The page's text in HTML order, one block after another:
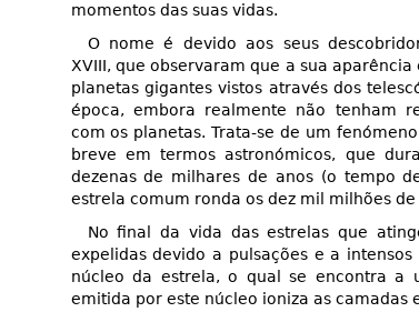
momentos das suas vidas.
O nome é devido aos seus
XVIII, que observaram que a sua
planetas gigantes vistos através dos
época, embora realmente não tenham
com os planetas. Trata-se de um
breve em termos astronómicos, que
dezenas de milhares de anos (o tempo
estrela comum ronda os dez mil milhões de
No final da vida das estrelas que
expelidas devido a pulsações e a
núcleo da estrela, o qual se encontra a
emitida por este núcleo ioniza as camadas